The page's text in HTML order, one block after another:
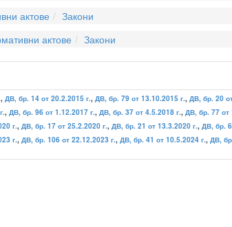
актове
Закони
актове
Закони
, ДВ, бр. 14 от 20.2.2015 г., ДВ, бр. 79 от 13.10.2015 г., ДВ, бр. 20
, ДВ, бр. 96 от 1.12.2017 г., ДВ, бр. 37 от 4.5.2018 г., ДВ, бр. 77 от
г., ДВ, бр. 17 от 25.2.2020 г., ДВ, бр. 21 от 13.3.2020 г., ДВ, бр.
г., ДВ, бр. 106 от 22.12.2023 г., ДВ, бр. 41 от 10.5.2024 г., ДВ,